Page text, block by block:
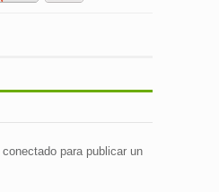
conectado para publicar un